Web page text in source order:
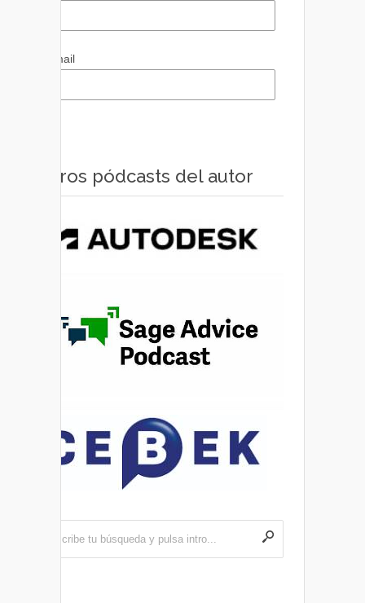
Email
Otros pódcasts del autor